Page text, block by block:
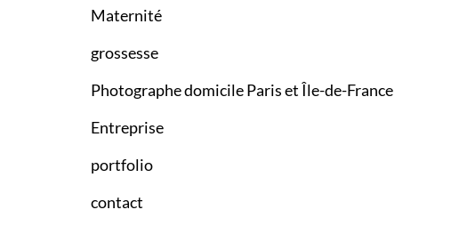
Maternité
grossesse
Photographe domicile Paris et Île-de-France
Entreprise
portfolio
contact